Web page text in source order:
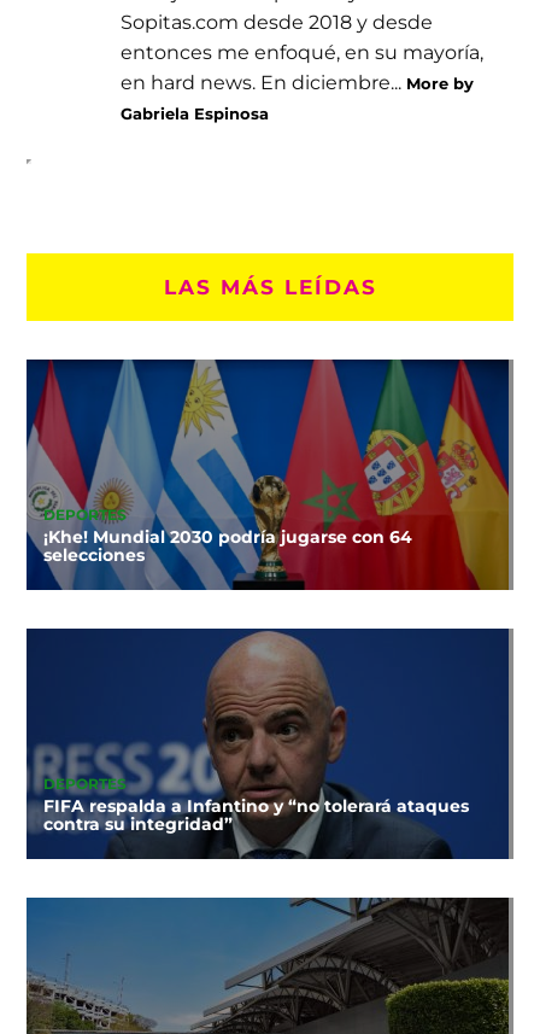
Sopitas.com desde 2018 y desde
entonces me enfoqué, en su mayoría,
en hard news. En diciembre... More by
Gabriela Espinosa
LAS MÁS LEÍDAS
DEPORTES
¡Khe! Mundial 2030 podría jugarse con 64
selecciones
DEPORTES
FIFA respalda a Infantino y “no tolerará ataques
contra su integridad”